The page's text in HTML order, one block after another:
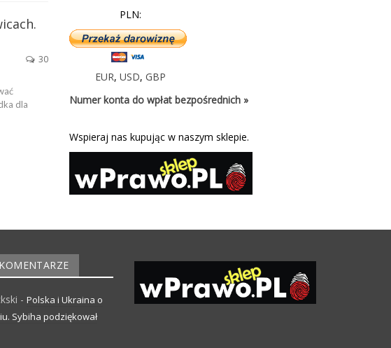
30
dla
PLN:
EUR,USD,GBP
Numer konta do wpłat bezpośrednich »
Wspieraj nas kupując w naszym sklepie.
- Polska i Ukraina o
Sybiha podziękował